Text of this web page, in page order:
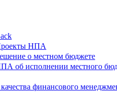
НПА
о местном бюджете
об исполнении местного
финансового